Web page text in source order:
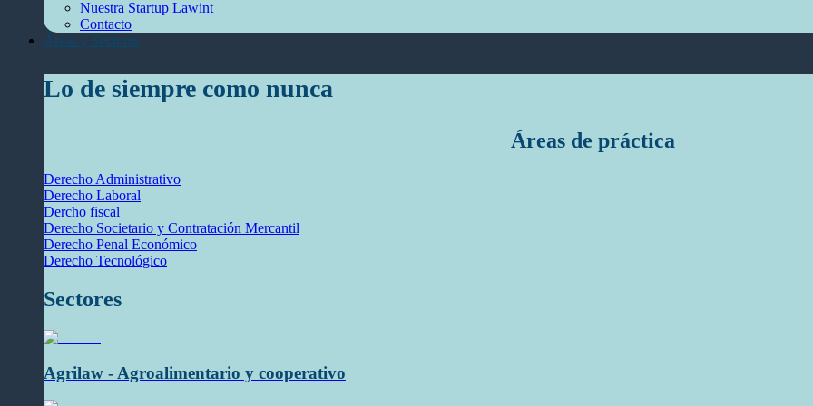
Nuestra Startup Lawint
Contacto
Áreas y Sectores
Lo de siempre como nunca
Áreas de práctica
Derecho Administrativo
Derecho Laboral
Dercho fiscal
Derecho Societario y Contratación Mercantil
Derecho Penal Económico
Derecho Tecnológico
Sectores
Agrilaw - Agroalimentario y cooperativo